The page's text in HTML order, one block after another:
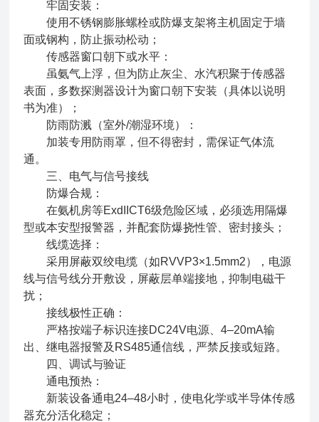
牢固安装：
使用不锈钢膨胀螺栓或防爆支架将主机固定于墙
面或钢构，防止振动松动；
传感器窗口朝下或水平：
虽氨气上浮，但为防止灰尘、水汽积聚于传感器
表面，多数探测器设计为窗口朝下安装（具体以说明
书为准）；
防雨防溅（室外/潮湿环境）：
加装专用防雨罩，但不得密封，需保证气体流
通。
三、电气与信号接线
防爆合规：
在氨机房等ExdIICT6级危险区域，必须选用隔爆
型或本安型报警器，并配套防爆挠性管、密封接头；
线缆选择：
采用屏蔽双绞电缆（如RVVP3×1.5mm2），电源
线与信号线分开敷设，屏蔽层单端接地，抑制电磁干
扰；
接线极性正确：
严格按端子标识连接DC24V电源、4–20mA输
出、继电器报警及RS485通信线，严禁反接或短路。
四、调试与验证
通电预热：
新装设备通电24–48小时，使电化学或半导体传感
器充分活化稳定；